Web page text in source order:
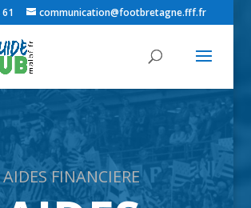
communication@footbretagne.fff.fr
AIDES FINANCIERE